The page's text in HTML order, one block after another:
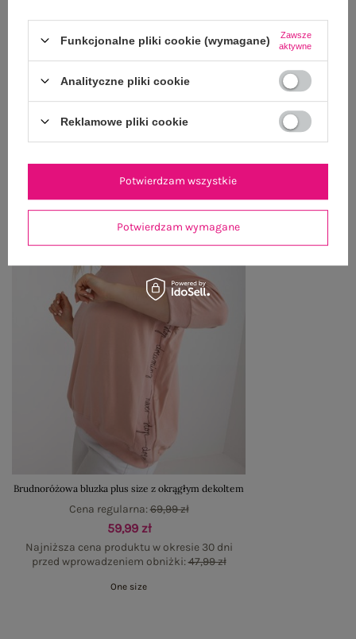
ZWROTY I REKLAMACJE
OSTATNIO OGLĄDANE
Zobacz wszystko
Brudnoróżowa bluzka plus size z okrągłym dekoltem
59,99 zł
Najniższa cena produktu w okresie 30 dni
przed wprowadzeniem obniżki:47,99 zł
Cena regularna:69,99 zł
One size
Funkcjonalne pliki cookie (wymagane)
Zawsze
aktywne
Analityczne pliki cookie
Reklamowe pliki cookie
Potwierdzam wymagane
Potwierdzam wszystkie